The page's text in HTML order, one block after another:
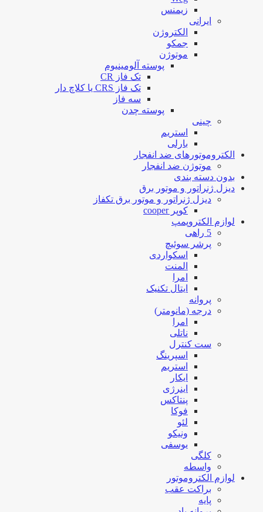
زیمنس
ایرانی
الکتروژن
جمکو
موتوژن
پوسته آلومینیوم
تک فاز CR
تک فاز CRS یا کلاچ دار
سه فاز
پوسته چدن
چینی
استریم
بارلی
الکتروموتورهای ضد انفجار
موتوژن ضد انفجار
بدون دسته بندی
دیزل ژنراتور و موتور برق
دیزل ژنراتور و موتور برق تکفاز
کوپر cooper
لوازم الکتروپمپ
5 راهی
پرشر سوئیچ
اسکواردی
المنت
امرا
ایتال تکنیک
پروانه
درجه (مانومتر)
امرا
ناتلی
ست کنترل
اسپرینگ
استریم
ایکار
اینرژی
پنتاکس
فوکا
لئو
ونیکو
یوسفی
کلگی
واسطه
لوازم الکتروموتور
براکت عقب
پایه